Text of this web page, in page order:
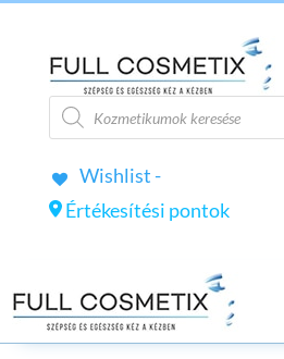
Products
search
Wishlist -
Értékesítési pontok